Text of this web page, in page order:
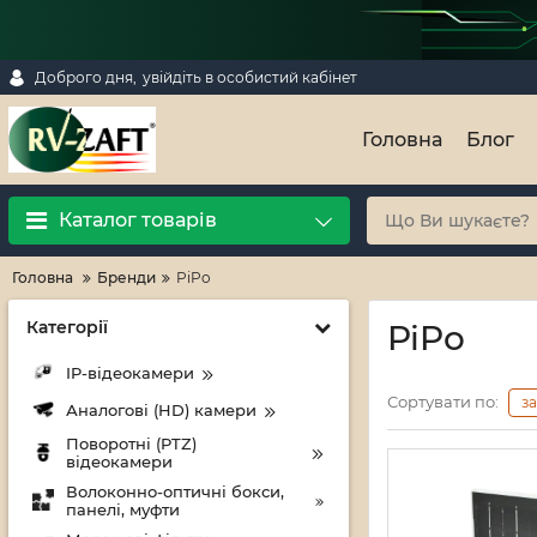
Доброго дня, увійдіть в особистий кабінет
Головна Блог
Каталог товарів
Головна Бренди PiPo
Категорії
IP-відеокамери
Аналогові (HD) камери
Поворотні (PTZ)
відеокамери
Волоконно-оптичні бокси,
панелі, муфти
PiPo
Сортувати по: